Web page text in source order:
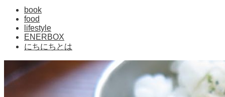
book
food
lifestyle
ENERBOX
にちにちとは